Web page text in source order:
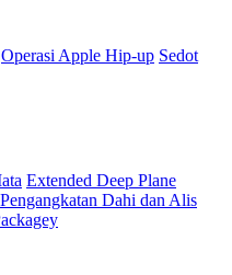
Operasi Apple Hip-up Sedot
Extended Deep Plane
Pengangkatan Dahi dan Alis